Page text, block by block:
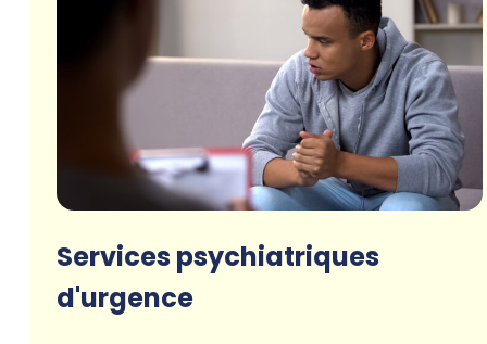
Services psychiatriques
d'urgence